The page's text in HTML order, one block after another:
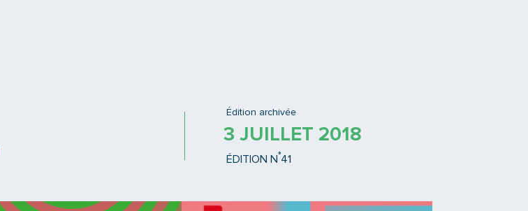
Édition archivée
3 JUILLET 2018
ÉDITION N °41